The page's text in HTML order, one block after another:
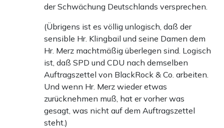
der Schwächung Deutschlands versprechen.
(Übrigens ist es völlig unlogisch, daß der
sensible Hr. Klingbail und seine Damen dem
Hr. Merz machtmäßig überlegen sind. Logisch
ist, daß SPD und CDU nach demselben
Auftragszettel von BlackRock & Co. arbeiten.
Und wenn Hr. Merz wieder etwas
zurücknehmen muß, hat er vorher was
gesagt, was nicht auf dem Auftragszettel
steht.)